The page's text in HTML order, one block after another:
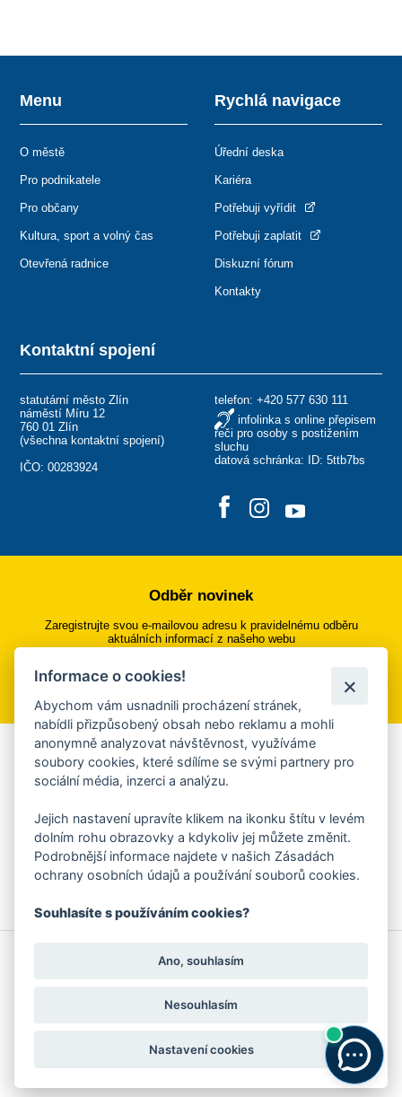
Kontaktní spojení
statutární město Zlín
náměstí Míru 12
760 01 Zlín
(všechna kontaktní spojení)
IČO: 00283924
telefon: +420 577 630 111
infolinka s online přepisem
řeči pro osoby s postižením
sluchu
datová schránka: ID: 5ttb7bs
Menu
O městě
Pro podnikatele
Pro občany
Kultura, sport a volný čas
Otevřená radnice
Rychlá navigace
Úřední deska
Kariéra
Potřebuji vyřídit
Potřebuji zaplatit
Diskuzní fórum
Kontakty
Odběr novinek
Zaregistrujte svou e-mailovou adresu k pravidelnému odběru
aktuálních informací z našeho webu
Přihlásit se k odběru
Aplikace Mobilní rozhlas
Chcete dostávat do svého mobilu či mailu upozornění na
ankety, pozvánky na kulturní a sportovní akce?
Více informací o aplikaci
Ochrana osobních údajů
Informace o cookies!
Abychom vám usnadnili procházení stránek,
nabídli přizpůsobený obsah nebo reklamu a mohli
anonymně analyzovat návštěvnost, využíváme
soubory cookies, které sdílíme se svými partnery pro
sociální média, inzerci a analýzu.
Jejich nastavení upravíte klikem na ikonku štítu v levém
dolním rohu obrazovky a kdykoliv jej můžete změnit.
Podrobnější informace najdete v našich Zásadách
ochrany osobních údajů a používání souborů cookies.
Souhlasíte s používáním cookies?
Ano, souhlasím
Nesouhlasím
Nastavení cookies